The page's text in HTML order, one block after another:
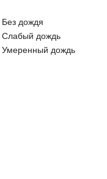
Без дождя
Слабый дождь
Умеренный дождь